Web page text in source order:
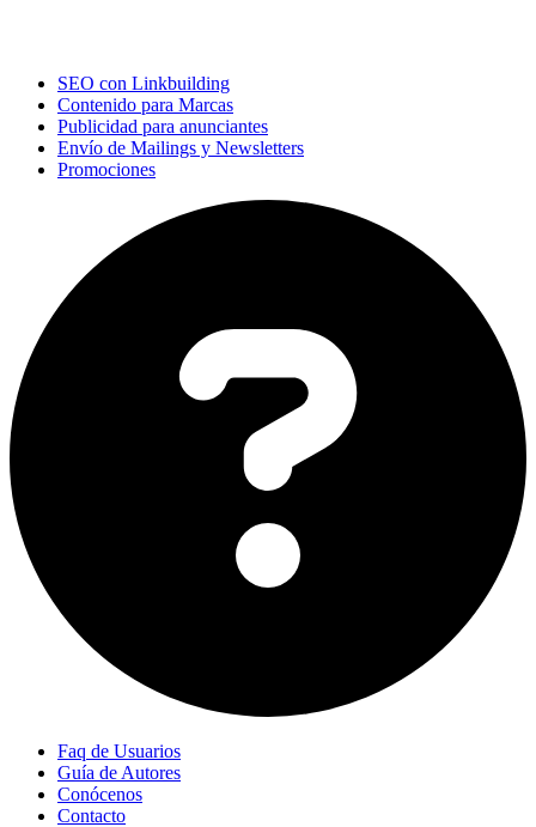
SEO con Linkbuilding
Contenido para Marcas
Publicidad para anunciantes
Envío de Mailings y Newsletters
Promociones
Faq de Usuarios
Guía de Autores
Conócenos
Contacto